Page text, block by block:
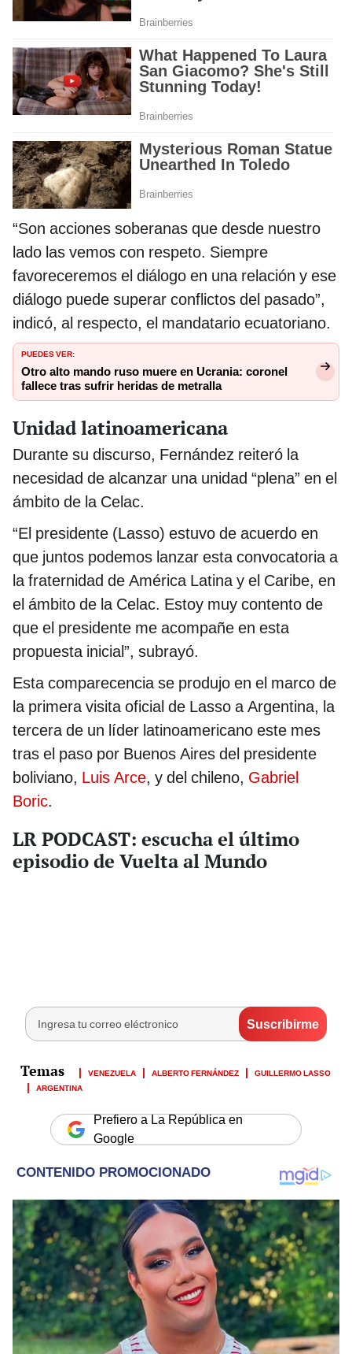
“Son acciones soberanas que desde nuestro
lado las vemos con respeto. Siempre
favoreceremos el diálogo en una relación y ese
diálogo puede superar conflictos del pasado”,
indicó, al respecto, el mandatario ecuatoriano.
PUEDES VER:
Otro alto mando ruso muere en Ucrania: coronel
fallece tras sufrir heridas de metralla
Unidad latinoamericana
Durante su discurso, Fernández reiteró la
necesidad de alcanzar una unidad “plena” en el
ámbito de la Celac.
“El presidente (Lasso) estuvo de acuerdo en
que juntos podemos lanzar esta convocatoria a
la fraternidad de América Latina y el Caribe, en
el ámbito de la Celac. Estoy muy contento de
que el presidente me acompañe en esta
propuesta inicial”, subrayó.
Esta comparecencia se produjo en el marco de
la primera visita oficial de Lasso a Argentina, la
tercera de un líder latinoamericano este mes
tras el paso por Buenos Aires del presidente
boliviano, Luis Arce, y del chileno, Gabriel
Boric.
LR PODCAST: escucha el último
episodio de Vuelta al Mundo
VENEZUELA ALBERTO FERNÁNDEZ
GUILLERMO LASSO
ARGENTINA
Prefiero a La República en
Google